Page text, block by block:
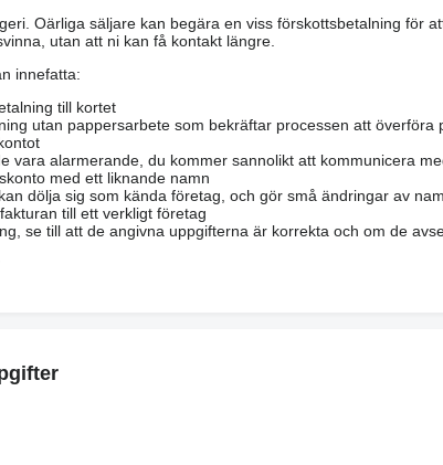
Oärliga säljare kan begära en viss förskottsbetalning för
utan att ni kan få kontakt längre.
innefatta:
till kortet
utan pappersarbete som bekräftar processen att överföra
vara alarmerande, du kommer sannolikt att kommunicera
med ett liknande namn
dölja sig som kända företag, och gör små ändringar av
till ett verkligt företag
se till att de angivna uppgifterna är korrekta och om de